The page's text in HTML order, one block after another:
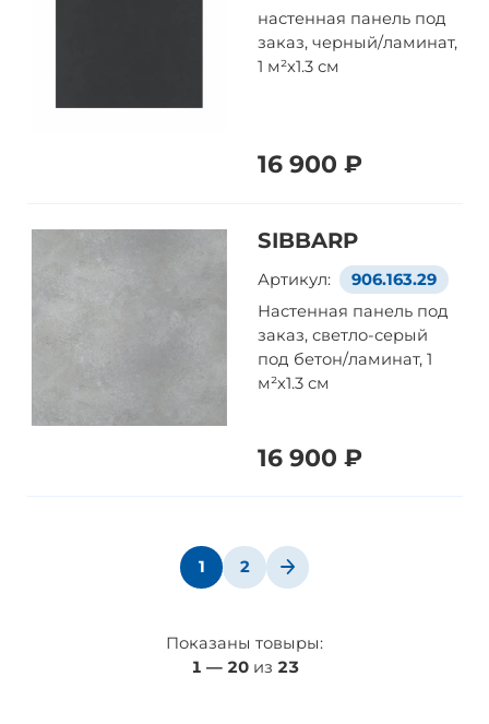
настенная панель под
заказ, черный/ламинат,
1 м²x1.3 см
16 900 ₽
SIBBARP
Артикул:
906.163.29
Настенная панель под
заказ, светло-серый
под бетон/ламинат, 1
м²x1.3 см
16 900 ₽
Показаны товыры:
1 — 20из 23
1 2